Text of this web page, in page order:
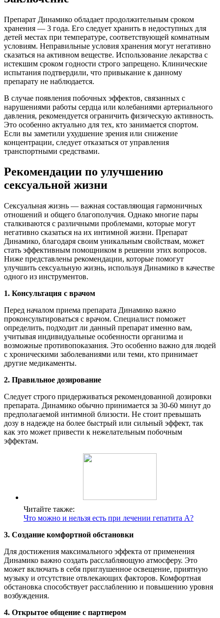
Препарат Динамико обладает продолжительным сроком
хранения — 3 года. Его следует хранить в недоступных для
детей местах при температуре, соответствующей комнатным
условиям. Неправильные условия хранения могут негативно
сказаться на активном веществе. Использование лекарства с
истекшим сроком годности строго запрещено. Клинические
испытания подтвердили, что привыкание к данному
препарату не наблюдается.
В случае появления побочных эффектов, связанных с
нарушениями работы сердца или колебаниями артериального
давления, рекомендуется ограничить физическую активность.
Это особенно актуально для тех, кто занимается спортом.
Если вы заметили ухудшение зрения или снижение
концентрации, следует отказаться от управления
транспортными средствами.
Рекомендации по улучшению
сексуальной жизни
Сексуальная жизнь — важная составляющая гармоничных
отношений и общего благополучия. Однако многие пары
сталкиваются с различными проблемами, которые могут
негативно сказаться на их интимной жизни. Препарат
Динамико, благодаря своим уникальным свойствам, может
стать эффективным помощником в решении этих вопросов.
Ниже представлены рекомендации, которые помогут
улучшить сексуальную жизнь, используя Динамико в качестве
одного из инструментов.
1. Консультация с врачом
Перед началом приема препарата Динамико важно
проконсультироваться с врачом. Специалист поможет
определить, подходит ли данный препарат именно вам,
учитывая индивидуальные особенности организма и
возможные противопоказания. Это особенно важно для людей
с хроническими заболеваниями или теми, кто принимает
другие медикаменты.
2. Правильное дозирование
Следует строго придерживаться рекомендованной дозировки
препарата. Динамико обычно принимается за 30-60 минут до
предполагаемой интимной близости. Не стоит превышать
дозу в надежде на более быстрый или сильный эффект, так
как это может привести к нежелательным побочным
эффектам.
Читайте также:
Что можно и нельзя есть при лечении гепатита А?
3. Создание комфортной обстановки
Для достижения максимального эффекта от применения
Динамико важно создать расслабляющую атмосферу. Это
может включать в себя приглушенное освещение, приятную
музыку и отсутствие отвлекающих факторов. Комфортная
обстановка способствует расслаблению и повышению уровня
возбуждения.
4. Открытое общение с партнером